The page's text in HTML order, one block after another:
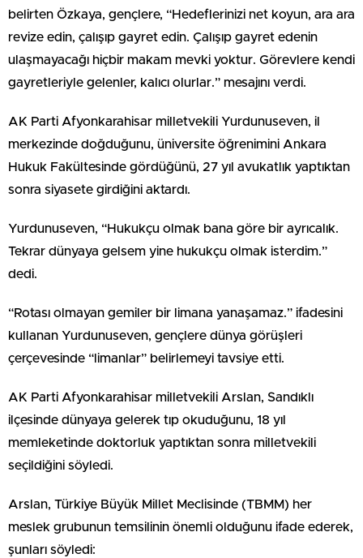
belirten Özkaya, gençlere, “Hedeflerinizi net koyun, ara ara
revize edin, çalışıp gayret edin. Çalışıp gayret edenin
ulaşmayacağı hiçbir makam mevki yoktur. Görevlere kendi
gayretleriyle gelenler, kalıcı olurlar.” mesajını verdi.
AK Parti Afyonkarahisar milletvekili Yurdunuseven, il
merkezinde doğduğunu, üniversite öğrenimini Ankara
Hukuk Fakültesinde gördüğünü, 27 yıl avukatlık yaptıktan
sonra siyasete girdiğini aktardı.
Yurdunuseven, “Hukukçu olmak bana göre bir ayrıcalık.
Tekrar dünyaya gelsem yine hukukçu olmak isterdim.”
dedi.
“Rotası olmayan gemiler bir limana yanaşamaz.” ifadesini
kullanan Yurdunuseven, gençlere dünya görüşleri
çerçevesinde “limanlar” belirlemeyi tavsiye etti.
AK Parti Afyonkarahisar milletvekili Arslan, Sandıklı
ilçesinde dünyaya gelerek tıp okuduğunu, 18 yıl
memleketinde doktorluk yaptıktan sonra milletvekili
seçildiğini söyledi.
Arslan, Türkiye Büyük Millet Meclisinde (TBMM) her
meslek grubunun temsilinin önemli olduğunu ifade ederek,
şunları söyledi: